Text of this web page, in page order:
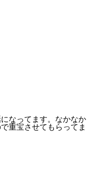
なってます。なかなか
重宝させてもらってま